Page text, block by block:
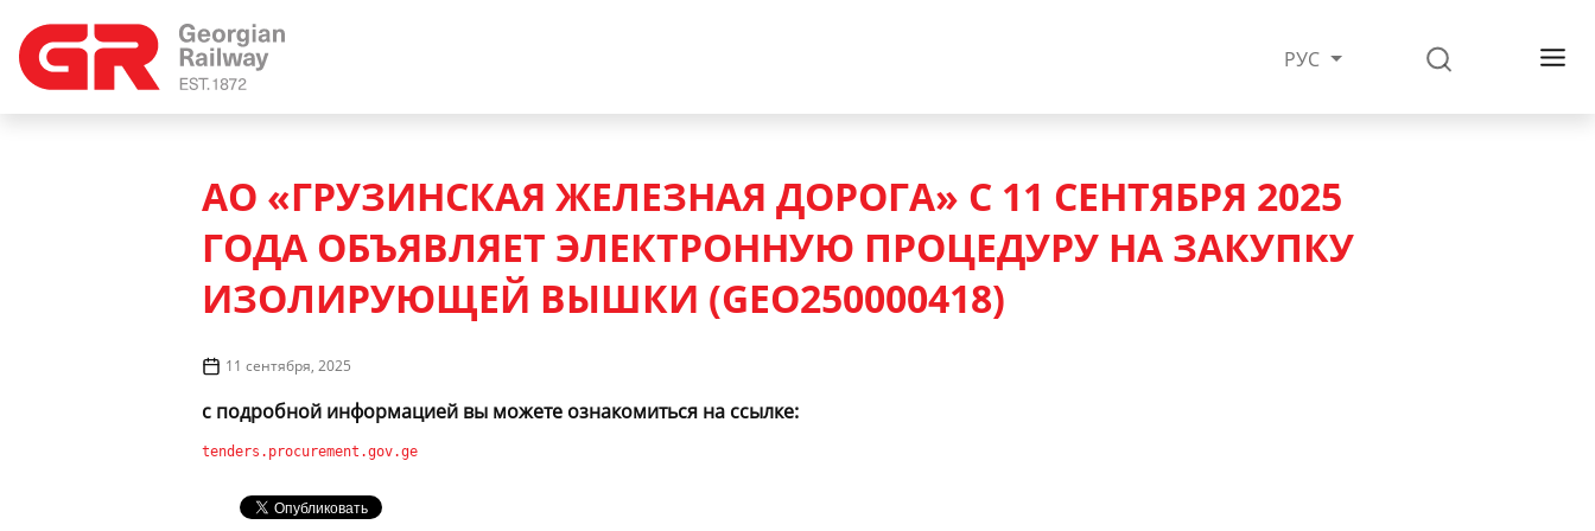
РУС
АО «ГРУЗИНСКАЯ ЖЕЛЕЗНАЯ ДОРОГА» С 11 СЕНТЯБРЯ 2025
ГОДА ОБЪЯВЛЯЕТ ЭЛЕКТРОННУЮ ПРОЦЕДУРУ НА ЗАКУПКУ
ИЗОЛИРУЮЩЕЙ ВЫШКИ (GEO250000418)
11 сентября, 2025
с подробной информацией вы можете ознакомиться на ссылке:
tenders.procurement.gov.ge